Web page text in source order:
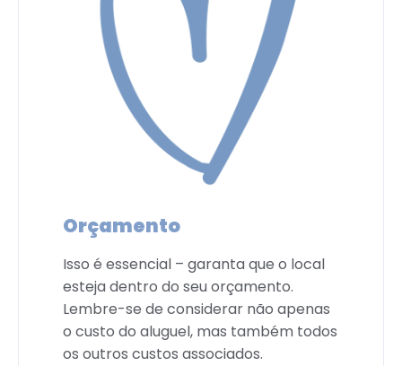
Orçamento
Isso é essencial – garanta que o local
esteja dentro do seu orçamento.
Lembre-se de considerar não apenas
o custo do aluguel, mas também todos
os outros custos associados.